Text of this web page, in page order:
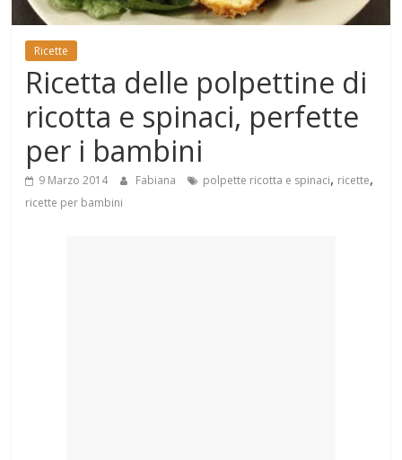
Mondo
Ricette
Ricetta delle polpettine di
ricotta e spinaci, perfette
per i bambini
9 Marzo 2014 Fabiana polpette ricotta e spinaci, ricette,
ricette per bambini